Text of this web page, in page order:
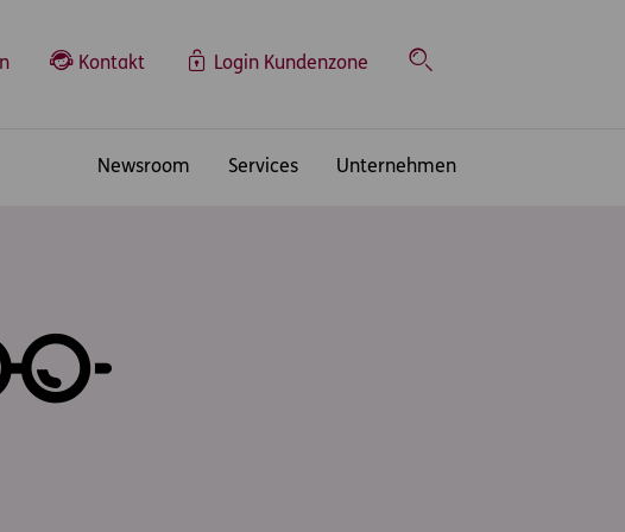
Kontakt Login Kundenzone
Suche
Newsroom Services Unternehmen